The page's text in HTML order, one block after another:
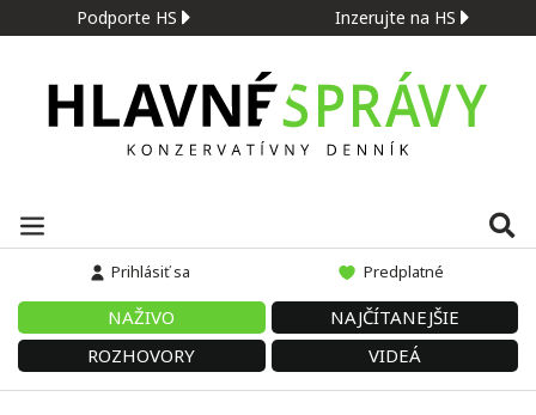
Podporte HS Inzerujte na HS
Prihlásiť sa Predplatné
NAŽIVO
NAJČÍTANEJŠIE
ROZHOVORY
VIDEÁ